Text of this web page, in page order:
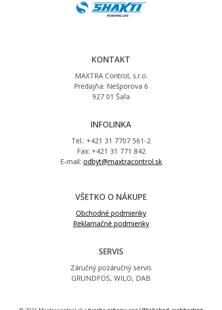
KONTAKT
MAXTRA Control, s.r.o.
Predajňa: Nešporova 6
927 01 Šaľa
INFOLINKA
Tel.: +421 31 7707 561-2
Fax: +421 31 771 842
E-mail: odbyt@maxtracontrol.sk
VŠETKO O NÁKUPE
Obchodné podmienky
Reklamačné podmienky
SERVIS
Záručný pozáručný servis
GRUNDFOS, WILO, DAB